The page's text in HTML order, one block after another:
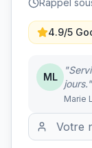
Rappel
4.9/5
ML
jours."
Marie